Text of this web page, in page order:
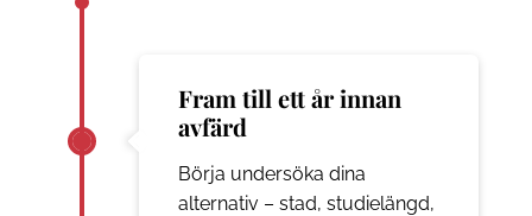
Fram till ett år innan
avfärd
Börja undersöka dina
alternativ – stad, studielängd,